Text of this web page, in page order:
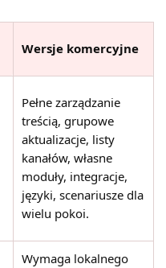
Wersje komercyjne
Pełne zarządzanie
treścią, grupowe
aktualizacje, listy
kanałów, własne
moduły, integracje,
języki, scenariusze dla
wielu pokoi.
Wymaga lokalnego